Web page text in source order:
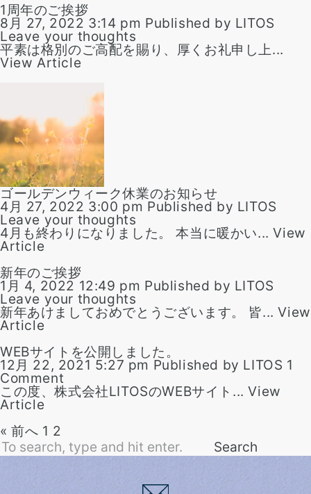
1周年のご挨拶
8月 27, 2022 3:14 pm Published by LITOS
Leave your thoughts
平素は格別のご高配を賜り、厚くお礼申し上...
View Article
ゴールデンウィーク休業のお知らせ
4月 27, 2022 3:00 pm Published by LITOS
Leave your thoughts
4月も終わりになりました。 本当に暖かい...View
Article
新年のご挨拶
1月 4, 2022 12:49 pm Published by LITOS
Leave your thoughts
新年あけましておめでとうございます。 皆...View
Article
WEBサイトを公開しました。
12月 22, 2021 5:27 pm Published by LITOS 1
Comment
この度、株式会社LITOSのWEBサイト...View
Article
« 前へ 1 2
Search